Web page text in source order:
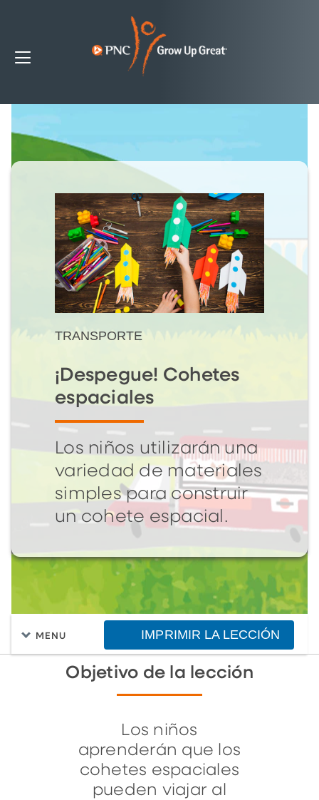
TRANSPORTE
¡Despegue! Cohetes
espaciales
Los niños utilizarán una
variedad de materiales
simples para construir
un cohete espacial.
MENU IMPRIMIR LA LECCIÓN
Objetivo de la lección
Los niños
aprenderán que los
cohetes espaciales
pueden viajar al